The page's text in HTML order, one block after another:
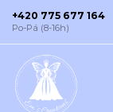
+420 775 677 164
Po-Pá (8-16h)